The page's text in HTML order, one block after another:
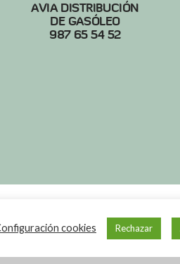
AVIA DISTRIBUCIÓN
DE GASÓLEO
987 65 54 52
cookies Rechazar